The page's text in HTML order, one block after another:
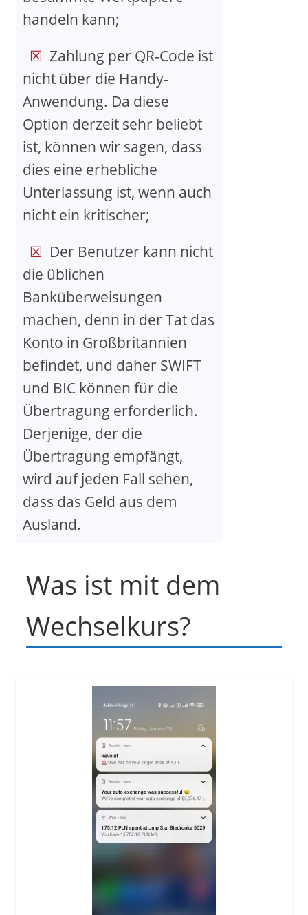
handeln kann;
Zahlung per QR-Code ist
nicht über die Handy-
Anwendung. Da diese
Option derzeit sehr beliebt
ist, können wir sagen, dass
dies eine erhebliche
Unterlassung ist, wenn auch
nicht ein kritischer;
Der Benutzer kann nicht
die üblichen
Banküberweisungen
machen, denn in der Tat das
Konto in Großbritannien
befindet, und daher SWIFT
und BIC können für die
Übertragung erforderlich.
Derjenige, der die
Übertragung empfängt,
wird auf jeden Fall sehen,
dass das Geld aus dem
Ausland.
Was ist mit dem
Wechselkurs?